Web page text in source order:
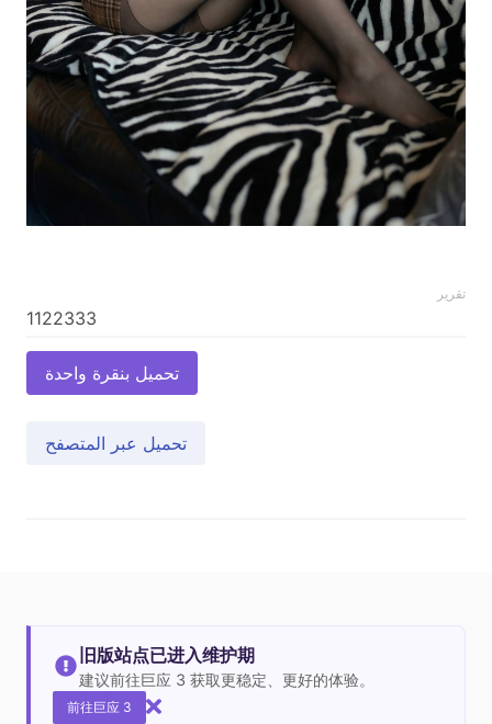
تقرير
تحميل بنقرة واحدة
تحميل عبر المتصفح
旧版站点已进入维护期
建议前往巨应 3 获取更稳定、更好的体验。
前往巨应 3